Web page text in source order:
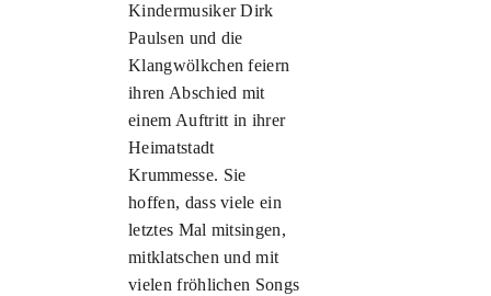
Kindermusiker Dirk
Paulsen und die
Klangwölkchen feiern
ihren Abschied mit
einem Auftritt in ihrer
Heimatstadt
Krummesse. Sie
hoffen, dass viele ein
letztes Mal mitsingen,
mitklatschen und mit
vielen fröhlichen Songs